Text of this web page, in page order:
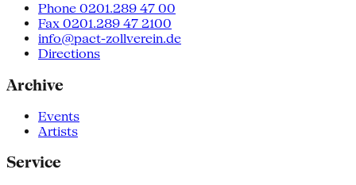
Phone 0201.289 47 00
Fax 0201.289 47 2100
info@pact-zollverein.de
Directions
Archive
Events
Artists
Service